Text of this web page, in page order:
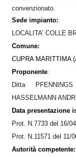
convenzionato.
Sede impianto:
LOCALITA’ COLLE
Comune:
CUPRA MARITTIMA
Proponente:
Ditta
HASSELMANN
Data presentazione
Prot. N.7733 del 16/
Prot. N.11571 del 11/
Autorità competente: